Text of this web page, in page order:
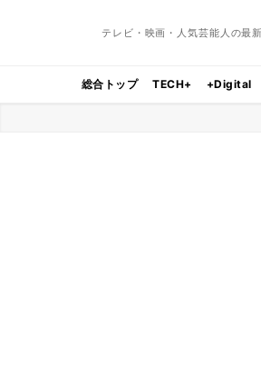
テレビ・映画・人気芸能人の最
総合トップ TECH+ +Digital